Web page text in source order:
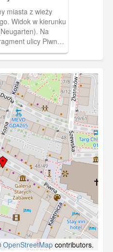
miasta z wieży
Widok w kierunku
Na
ulicy Piwnej
Zbrojownią, za
przy Targu
głębi gmach, w
siedzibę
Publiczna im. J.
Rakowym
od niego ulica
ze strzelnicą
Wilhelma. Na
Nowe Ogrody
Sejmu WMG, a
w dali Siedlce i
OpenStreetMap contributors.